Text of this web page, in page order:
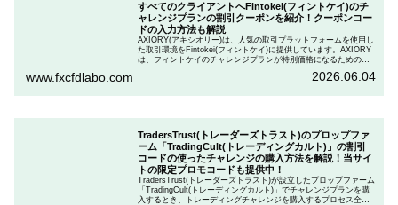
すべてのクライアントへFintokei(フィントケイ)のチ
ャレンジプランの割引クーポンを紹介！クーポンコー
ドの入力方法も解説
AXIORY(アキシオリー)は、人気の取引プラットフォームを使用し
た取引環境をFintokei(フィントケイ)に提供しています。AXIORY
は、フィントケイのチャレンジプランが特別価格になるためのク
ランを申し込むときのクーポンコードを入力して割引にする方法
www.fxcfdlabo.com 2026.06.04
TradersTrust(トレーダーズトラスト)のプロップファ
ーム「TradingCult(トレーディングカルト)」の割引
コードの使ったチャレンジの購入方法を解説！当サイ
トの限定プロモコードも提供中！
TradersTrust(トレーダーズトラスト)が設立したプロップファーム
「TradingCult(トレーディングカルト)」でチャレンジプランを購
入するとき、トレーディングチャレンジを購入するプロセス全体